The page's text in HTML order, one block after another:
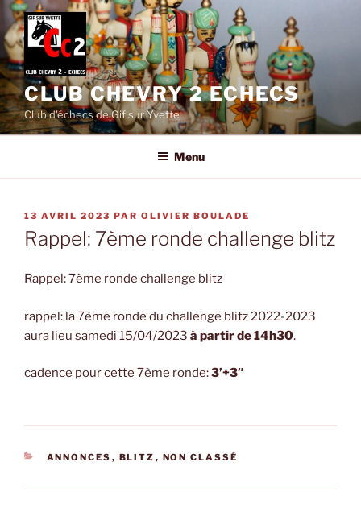
Aller
au
contenu
principal
CLUB CHEVRY 2 ECHECS
Club d'échecs de Gif sur Yvette
Menu
PUBLIÉ
LE
13 AVRIL 2023 PAR OLIVIER BOULADE
Rappel: 7ème ronde challenge blitz
Rappel: 7ème ronde challenge blitz
rappel: la 7ème ronde du challenge blitz 2022-2023
aura lieu samedi 15/04/2023 à partir de 14h30.
cadence pour cette 7ème ronde:3’+3″
CATÉGORIES
ANNONCES , BLITZ , NON CLASSÉ